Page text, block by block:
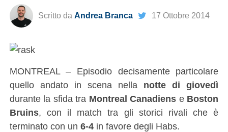
Scritto da Andrea Branca 17 Ottobre 2014
MONTREAL – Episodio decisamente particolare
quello andato in scena nella notte di giovedì
durante la sfida tra Montreal Canadiens e Boston
Bruins, con il match tra gli storici rivali che è
terminato con un 6-4in favore degli Habs.